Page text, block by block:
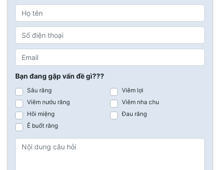
Bạn đang gặp vấn đề gì???
Sâu răng
Viêm lợi
Viêm nướu răng
Viêm nha chu
Hôi miệng
Đau răng
Ê buốt răng